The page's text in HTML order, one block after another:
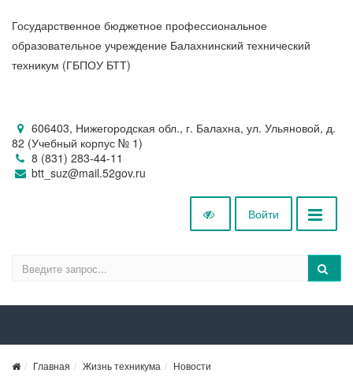
Государственное бюджетное профессиональное
образовательное учреждение Балахнинский технический
техникум (ГБПОУ БТТ)
606403, Нижегородская обл., г. Балахна, ул. Ульяновой, д.
82 (Учебный корпус № 1)
8 (831) 283-44-11
btt_suz@mail.52gov.ru
Войти
Главная Жизнь техникума Новости